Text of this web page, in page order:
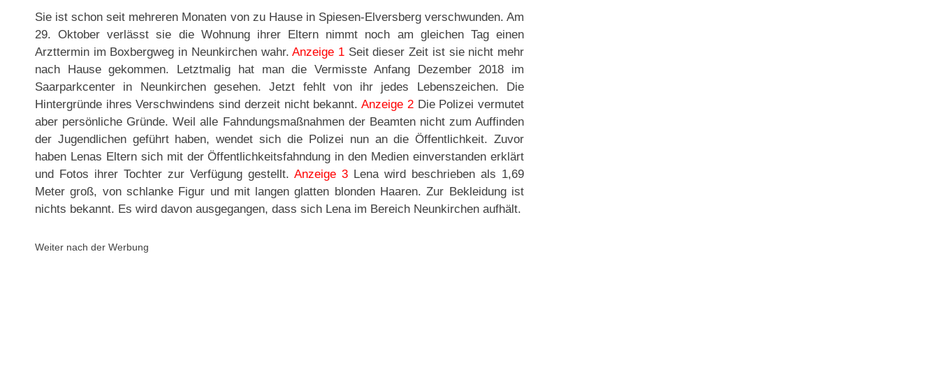
Sie ist schon seit mehreren Monaten von zu Hause in Spiesen-Elversberg verschwunden. Am
29. Oktober verlässt sie die Wohnung ihrer Eltern nimmt noch am gleichen Tag einen
Arzttermin im Boxbergweg in Neunkirchen wahr.Anzeige 1 Seit dieser Zeit ist sie nicht mehr
nach Hause gekommen. Letztmalig hat man die Vermisste Anfang Dezember 2018 im
Saarparkcenter in Neunkirchen gesehen. Jetzt fehlt von ihr jedes Lebenszeichen. Die
Hintergründe ihres Verschwindens sind derzeit nicht bekannt.Anzeige 2Die Polizei vermutet
aber persönliche Gründe. Weil alle Fahndungsmaßnahmen der Beamten nicht zum Auffinden
der Jugendlichen geführt haben, wendet sich die Polizei nun an die Öffentlichkeit. Zuvor
haben Lenas Eltern sich mit der Öffentlichkeitsfahndung in den Medien einverstanden erklärt
und Fotos ihrer Tochter zur Verfügung gestellt. Anzeige 3 Lena wird beschrieben als 1,69
Meter groß, von schlanke Figur und mit langen glatten blonden Haaren. Zur Bekleidung ist
nichts bekannt. Es wird davon ausgegangen, dass sich Lena im Bereich Neunkirchen aufhält.
Weiter nach der Werbung